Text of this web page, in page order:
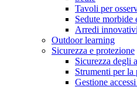
Tavoli per
Sedute morbide
Arredi innovativi
Outdoor learning
Sicurezza e protezione
Sicurezza degli
Strumenti per la
Gestione